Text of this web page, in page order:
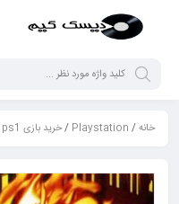
خانه/
Playstation
/خرید بازی ps1